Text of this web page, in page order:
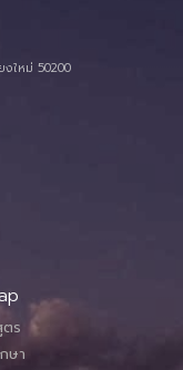
งใหม่ 50200
ร
ษา